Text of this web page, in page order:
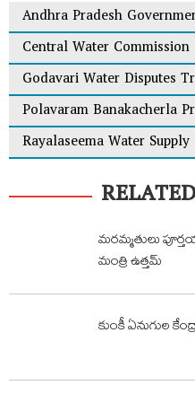
Andhra Pradesh
Central Water Commission
Godavari Water Disputes
Polavaram Banakacherla
Rayalaseema Water Supply
మరమ్మతులు
మంత్రి ఉత్తమ్
కుంకీ ఏనుగుల